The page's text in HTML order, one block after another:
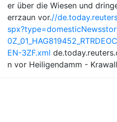
er über die Wiesen und
errzaun vor.//
EN-3ZF.xml
n vor Heiligendamm -